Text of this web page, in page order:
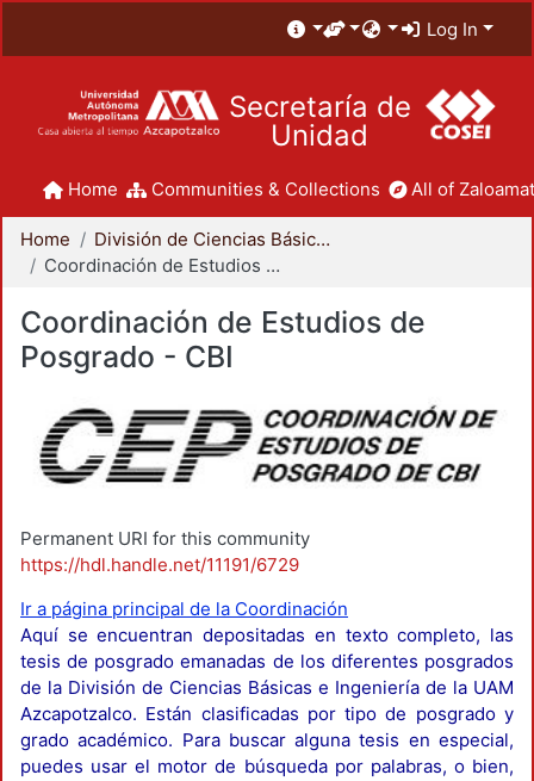
Log In
Secretaría de
Unidad
Home Communities & Collections All of
Home
División de Ciencias Básicas e Ingeniería
Coordinación de Estudios de Posgrado - CBI
Coordinación de Estudios de
Posgrado - CBI
Permanent URI for this community
https://hdl.handle.net/11191/6729
Ir a página principal de la Coordinación
Aquí se encuentran depositadas en texto completo, las
tesis de posgrado emanadas de los diferentes posgrados
de la División de Ciencias Básicas e Ingeniería de la UAM
Azcapotzalco. Están clasificadas por tipo de posgrado y
grado académico. Para buscar alguna tesis en especial,
puedes usar el motor de búsqueda por palabras, o bien,